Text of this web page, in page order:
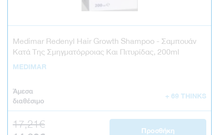
Medimar Redenyl Hair Growth Shampoo - Σαμπουάν
Κατά Της Σμηγματόρροιας Και Πιτυρίδας, 200ml
MEDIMAR
Άμεσα
διαθέσιμο
+ 69 THINKS
Κανονική τιμή
17,21€
Προσθήκη